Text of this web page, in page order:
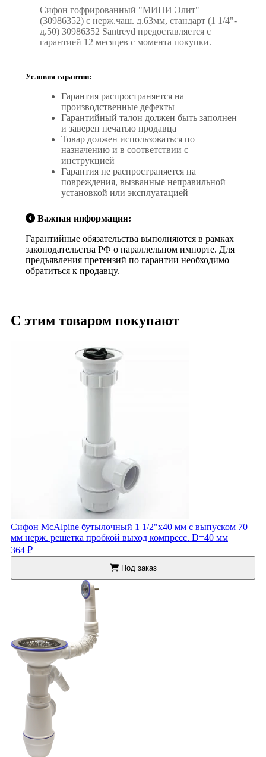
Сифон гофрированный "МИНИ Элит"
(30986352) с нерж.чаш. д.63мм, стандарт (1 1/4"-
д.50) 30986352 Santreyd предоставляется с
гарантией 12 месяцев с момента покупки.
Условия гарантии:
Гарантия распространяется на
производственные дефекты
Гарантийный талон должен быть заполнен
и заверен печатью продавца
Товар должен использоваться по
назначению и в соответствии с
инструкцией
Гарантия не распространяется на
повреждения, вызванные неправильной
установкой или эксплуатацией
Важная информация:
Гарантийные обязательства выполняются в рамках
законодательства РФ о параллельном импорте. Для
предъявления претензий по гарантии необходимо
обратиться к продавцу.
С этим товаром покупают
Сифон McAlpine бутылочный 1 1/2"х40 мм с выпуском 70
мм нерж. решетка пробкой выход компресс. D=40 мм
364 ₽
Под заказ